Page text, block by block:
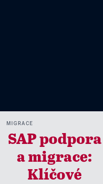
MIGRACE
SAP podpora
a migrace:
Klíčové